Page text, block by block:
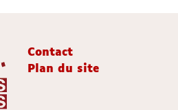
Contact
Plan du site